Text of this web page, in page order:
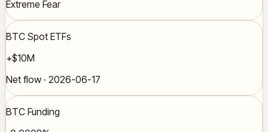
Extreme Fear
BTC Spot ETFs
+$10M
Net flow · 2026-06-17
BTC Funding